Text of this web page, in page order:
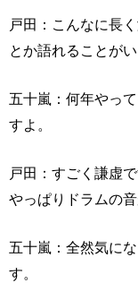
戸田：こんなに長
とか語れることが
五十嵐：何年やっ
すよ。
戸田：すごく謙虚
やっぱりドラムの
五十嵐：全然気に
す。